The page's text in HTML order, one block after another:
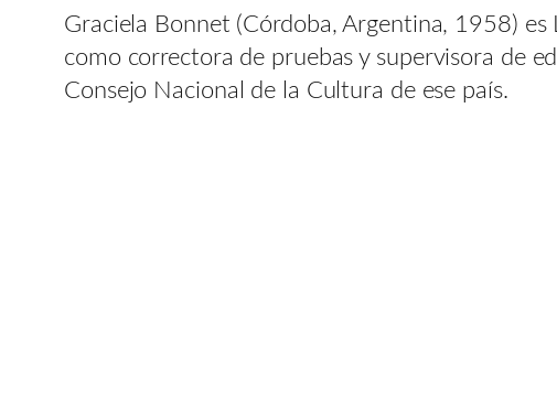
Graciela Bonnet (Córdoba, Argentina, 1958)
como correctora de pruebas y supervisora de
Consejo Nacional de la Cultura de ese país.